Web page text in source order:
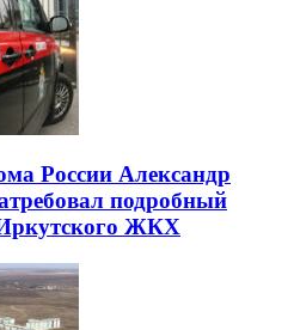
России Александр
подробный
Иркутского ЖКХ